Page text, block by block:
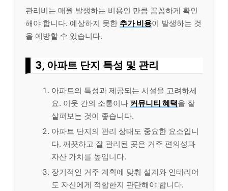
관리비는 매월 발생하는 비용인 만큼 꼼꼼하게 확인
해야 합니다. 예상하지 못한 추가 비용이 발생하는 것
을 예방할 수 있습니다.
3, 아파트 단지 특성 및 관리
아파트의 특성과 제공되는 시설을 고려하세
요. 이웃 간의 소통이나 커뮤니티 혜택을 잘
살펴보는 것이 좋습니다.
아파트 단지의 관리 상태도 중요한 요소입니
다. 깨끗하고 잘 관리된 곳은 거주 편의성과
자산 가치를 높입니다.
장기적인 거주 계획에 맞춰 설계와 인테리어
도 자신에게 적합한지 판단해야 합니다.